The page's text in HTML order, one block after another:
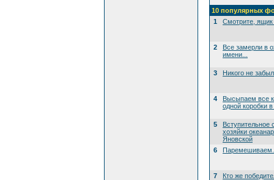
10 популярных
1
Смотрите, ящик
2
Все замерли в
имени...
3 Никого не
4
Высыпаем все
одной коробки
5
Вступительное
хозяйки
Яновской
6
7 Кто же